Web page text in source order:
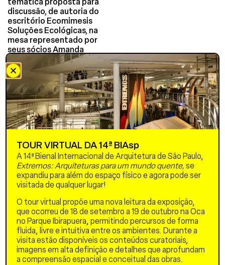
discussão, de autoria do
escritório Ecomimesis
Soluções Ecológicas, na
mesa representado por
seus sócios Amanda
Saboya, Caroline Fernandes
e Pierre-André Martin. Em
especial, será apresentado
o Parque Realengo Susana
Naspolini, no Rio de Janeiro,
um projeto que contempla
uma ampla gama de
Soluções baseadas na
das águas pluviais e a
mitigação dos efeitos das
mudanças climáticas.
A sessão convida ainda à
experiências nacionais e
internacionais – urbanas,
periféricas ou naturais –
que abordem a convivência
com a água como
ferramenta de
reestruturação urbana,
TOUR VIRTUAL DA 14ª BIAsp
A 14ª Bienal Internacional de Arquitetura de São Paulo,
Extremos: Arquiteturas para um mundo quente, se
expandiu para além do espaço físico e agora pode ser
visitada de qualquer lugar!
O tour virtual propõe uma nova leitura da exposição,
que ocorreu de 18 de setembro a 19 de outubro na Oca
no Parque Ibirapuera, permitindo percursos de forma
fluida, livre e intuitiva entre os ambientes. Durante a
visita estão disponíveis os conteúdos curatoriais,
imagens em alta definição e detalhes que aprofundam
a compreensão espacial e conceitual das obras.